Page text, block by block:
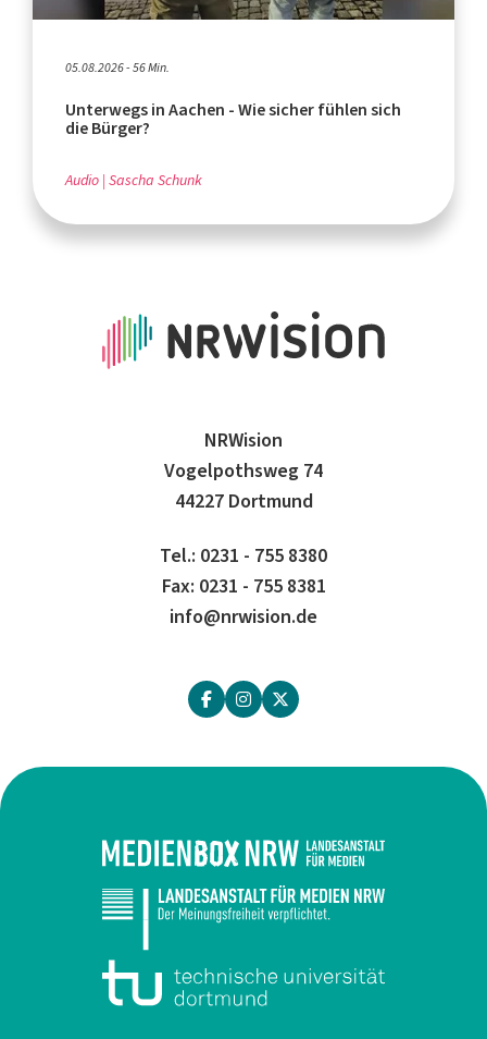
05.08.2026 - 56 Min.
Unterwegs in Aachen - Wie sicher fühlen sich
die Bürger?
Audio Sascha Schunk
NRWision
Vogelpothsweg 74
44227 Dortmund
Tel.: 0231 - 755 8380
Fax: 0231 - 755 8381
info@nrwision.de